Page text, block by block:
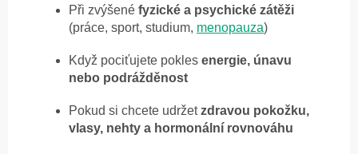
Při zvýšené fyzické a psychické zátěži
(práce, sport, studium, menopauza)
Když pociťujete pokles energie, únavu
nebo podrážděnost
Pokud si chcete udržetzdravou pokožku,
vlasy, nehty a hormonální rovnováhu